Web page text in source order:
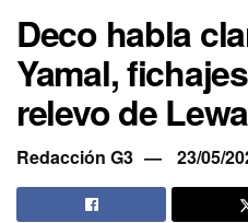
Deco habla
Yamal,
relevo de
Redacción G3 23/05/